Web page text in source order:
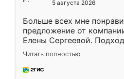
5 августа 2026
Больше всех мне
предложение от
Елены Сергеевой.
короткие сроки
для замера сотрудник
предложил по моему
Читать полностью